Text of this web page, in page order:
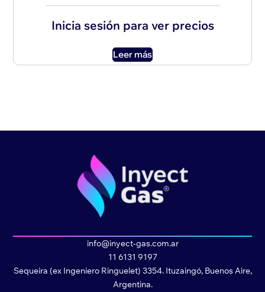
Inicia sesión para ver precios
Leer más
info@inyect-gas.com.ar
11 6131 9197
Sequeira (ex Ingeniero Ringuelet) 3354. Ituzaingó, Buenos Aire,
Argentina.